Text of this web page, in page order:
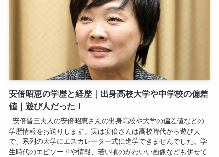
安倍昭恵の学歴と経歴｜出身高校大学や中学校の偏差
値｜遊び人だった！
安倍晋三夫人の安倍昭恵さんの出身高校や大学の偏差値などの
学歴情報をお送りします。実は安倍さんは高校時代から遊び人
で、系列の大学にエスカレーター式に進学できませんでした。学
生時代のエピソードや情報、若い頃のかわいい画像なども併せて